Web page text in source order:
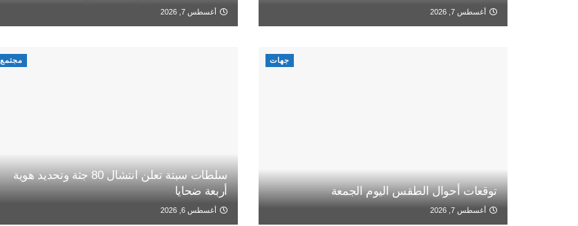
أغسطس 7, 2026 أغسطس 7, 2026
جهات
توقعات أحوال الطقس اليوم الجمعة
أغسطس 7, 2026
مجتمع
سلطات سبتة تعلن انتشال 80 جثة وتحديد هوية
أربعة ضحايا
أغسطس 6, 2026